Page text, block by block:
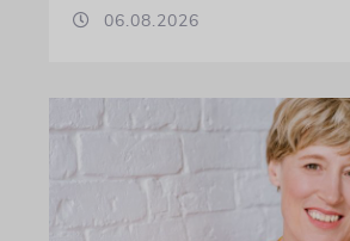
06.08.2026